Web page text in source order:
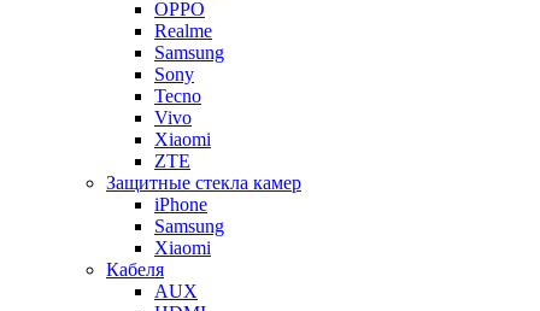
OPPO
Realme
Samsung
Sony
Tecno
Vivo
Xiaomi
ZTE
Защитные стекла камер
iPhone
Samsung
Xiaomi
Кабеля
AUX